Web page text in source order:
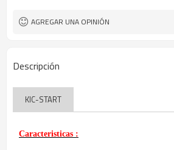
AGREGAR UNA OPINIÓN
Descripción
KIC-START
Caracteristicas :